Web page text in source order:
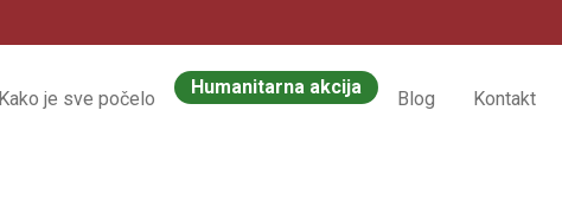
Kako je sve počelo
Humanitarna akcija
Blog Kontakt